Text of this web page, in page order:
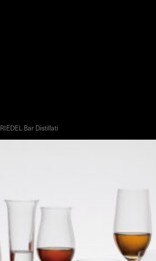
RIEDEL Bar Distillati